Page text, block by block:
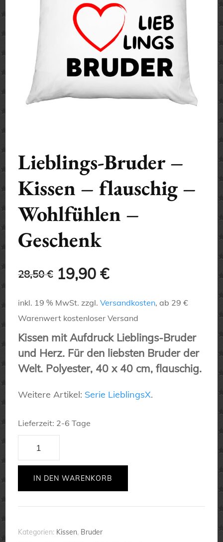
Lieblings-Bruder –
Kissen – flauschig –
Wohlfühlen –
Geschenk
28,50€ Ursprünglicher
Preis
war:
28,50 €
19,90€Aktueller
Preis
ist:
19,90 €.
inkl. 19 % MwSt. zzgl.Versandkosten, ab 29 €
Warenwert kostenloser Versand
Kissen mit Aufdruck Lieblings-Bruder
und Herz. Für den liebsten Bruder der
Welt. Polyester, 40 x 40 cm, flauschig.
Weitere Artikel: Serie LieblingsX.
Lieferzeit: 2-6 Tage
Bruder
-
-
IN DEN WARENKORB
Kategorien: Kissen, Bruder